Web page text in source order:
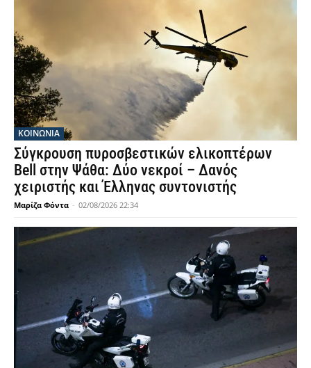
ΚΟΙΝΩΝΙΑ
Σύγκρουση πυροσβεστικών ελικοπτέρων
Bell στην Ψάθα: Δύο νεκροί – Δανός
χειριστής και Έλληνας συντονιστής
Μαρίζα Φόντα - 02/08/2026 22:34